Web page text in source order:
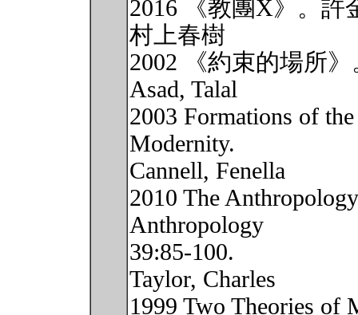
2016 《教團X》。許
村上春樹
2002 《約束的場所
Asad, Talal
2003 Formations of
Modernity.
Cannell, Fenella
2010 The
Anthropology
39:85-100.
Taylor, Charles
1999 Two Theories of